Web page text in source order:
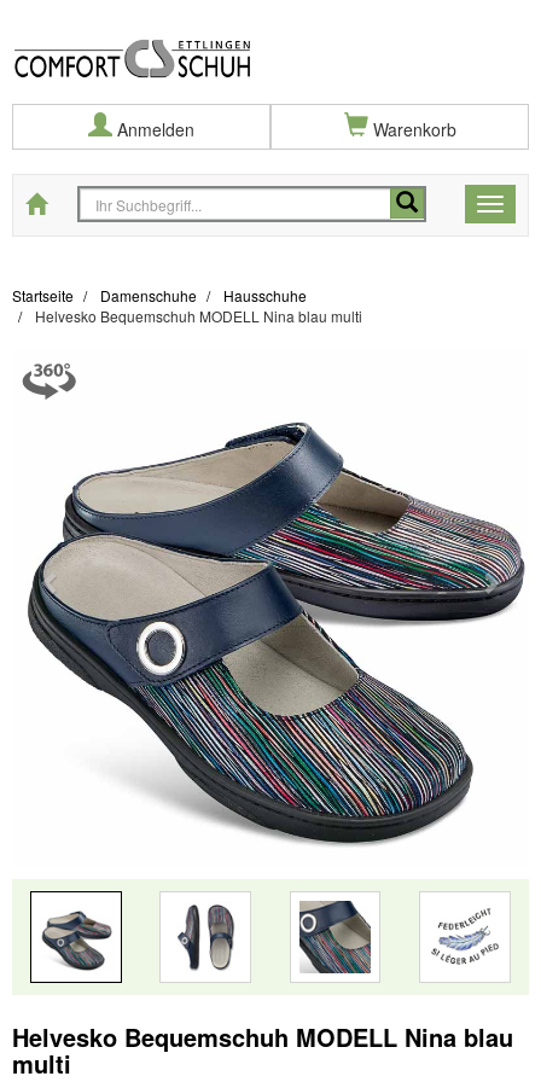
Anmelden Warenkorb
Toggle
Startseite
Startseite Damenschuhe
Hausschuhe
Helvesko Bequemschuh MODELL Nina blau multi
Helvesko Bequemschuh MODELL Nina blau
multi